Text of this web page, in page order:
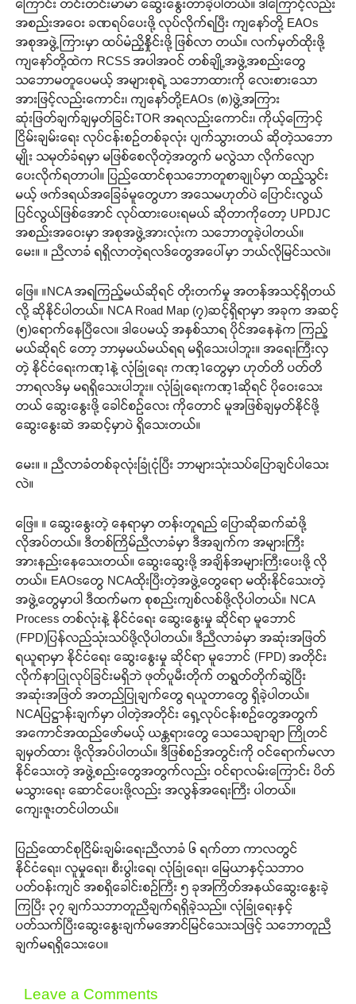
ကြောင်း တင်းတင်းမာမာ ဆွေးနွေးတာခဲ့ပါတယ်။ ဒါကြောင့်လည်း
အစည်းအဝေး ခဏရပ်ပေးဖို့ လုပ်လိုက်ရပြီး ကျနော်တို့ EAOs
အစုအဖွဲ့ကြားမှာ ထပ်မံညှိနှိုင်းဖို့ ဖြစ်လာ တယ်။ လက်မှတ်ထိုးဖို့
ကျနော်တို့ထဲက RCSS အပါအဝင် တစ်ချို့အဖွဲ့အစည်းတွေ
သဘောမတူပေမယ့် အများစုရဲ့ သဘောထားကို လေးစားသော
အားဖြင့်လည်းကောင်း၊ ကျနော်တို့EAOs (၈)ဖွဲ့အကြား
ဆုံးဖြတ်ချက်ချမှတ်ခြင်းTOR အရလည်းကောင်း၊ ကိုယ့်ကြောင့်
ငြိမ်းချမ်းရေး လုပ်ငန်းစဉ်တစ်ခုလုံး ပျက်သွားတယ် ဆိုတဲ့သဘော
မျိုး သမုတ်ခံရမှာ မဖြစ်စေလိုတဲ့အတွက် မလွဲသာ လိုက်လျော
ပေးလိုက်ရတာပါ။ ပြည်ထောင်စုသဘောတူစာချုပ်မှာ ထည့်သွင်း
မယ့် ဖက်ဒရယ်အခြေခံမူတွေဟာ အသေမဟုတ်ပဲ ပြောင်းလွယ်
ပြင်လွယ်ဖြစ်အောင် လုပ်ထားပေးရမယ် ဆိုတာကိုတော့ UPDJC
အစည်းအဝေးမှာ အစုအဖွဲ့အားလုံးက သဘောတူခဲ့ပါတယ်။
မေး။ ။ ညီလာခံ ရရှိလာတဲ့ရလဒ်တွေအပေါ်မှာ ဘယ်လိုမြင်သလဲ။
ဖြေ။ ။NCA အရကြည့်မယ်ဆိုရင် တိုးတက်မှု အတန်အသင့်ရှိတယ်
လို့ ဆိုနိုင်ပါတယ်။ NCA Road Map (၇)ဆင့်ရှိရာမှာ အခုက အဆင့်
(၅)ရောက်နေပြီလေ။ ဒါပေမယ့် အနှစ်သာရ ပိုင်အနေနဲက ကြည့်
မယ်ဆိုရင် တော့ ဘာမှမယ်မယ်ရရ မရှိသေးပါဘူး။ အရေးကြီးလှ
တဲ့ နိုင်ငံရေးကဏ္႑နဲ့ လုံခြုံရေး ကဏ္႑တွေမှာ ဟုတ်တိ ပတ်တိ
ဘာရလဒ်မှ မရရှိသေးပါဘူး။ လုံခြုံရေးကဏ္႑ဆိုရင် ပိုဝေးသေး
တယ် ဆွေးနွေးဖို့ ခေါင်စဉ်လေး ကိုတောင် မူအဖြစ်ချမှတ်နိုင်ဖို့
ဆွေးနွေးဆဲ အဆင့်မှာပဲ ရှိသေးတယ်။
မေး။ ။ ညီလာခံတစ်ခုလုံးခြုံငုံပြီး ဘာများသုံးသပ်ပြောချင်ပါသေး
လဲ။
ဖြေ။ ။ ဆွေးနွေးတဲ့ နေရာမှာ တန်းတူရည် ပြောဆိုဆက်ဆံဖို့
လိုအပ်တယ်။ ဒီတစ်ကြိမ်ညီလာခံမှာ ဒီအချက်က အများကြီး
အားနည်းနေသေးတယ်။ ဆွေးဆွေးဖို့ အချိန်အများကြီးပေးဖို့ လို
တယ်။ EAOsတွေ NCAထိုးပြီးတဲ့အဖွဲ့တွေရော မထိုးနိုင်သေးတဲ့
အဖွဲ့တွေမှာပါ ဒီထက်မက စုစည်းကျစ်လစ်ဖို့လိုပါတယ်။ NCA
Process တစ်လုံးနဲ့ နိုင်ငံရေး ဆွေးနွေးမှု ဆိုင်ရာ မူဘောင်
(FPD)ပြန်လည်သုံးသပ်ဖို့လိုပါတယ်။ ဒီညီလာခံမှာ အဆုံးအဖြတ်
ရယူရာမှာ နိုင်ငံရေး ဆွေးနွေးမှု ဆိုင်ရာ မူဘောင် (FPD) အတိုင်း
လိုက်နာပြုလုပ်ခြင်းမရှိဘဲ ဖုတ်ပူမီးတိုက် တရွတ်တိုက်ဆွဲပြီး
အဆုံးအဖြတ် အတည်ပြုချက်တွေ ရယူတာတွေ ရှိခဲ့ပါတယ်။
NCAပြဋ္ဌာန်းချက်မှာ ပါတဲ့အတိုင်း ရှေ့လုပ်ငန်းစဉ်တွေအတွက်
အကောင်အထည်ဖော်မယ့် ယန္တရားတွေ သေသေချာချာ ကြိုတင်
ချမှတ်ထား ဖို့လိုအပ်ပါတယ်။ ဒီဖြစ်စဉ်အတွင်းကို ဝင်ရောက်မလာ
နိုင်သေးတဲ့ အဖွဲ့စည်းတွေအတွက်လည်း ဝင်ရာလမ်းကြောင်း ပိတ်
မသွားရေး ဆောင်ပေးဖို့လည်း အလွန်အရေးကြီး ပါတယ်။
ကျေးဇူးတင်ပါတယ်။
ပြည်ထောင်စုငြိမ်းချမ်းရေးညီလာခံ ၆ ရက်တာ ကာလတွင်
နိုင်ငံရေး၊ လူမှုရေး၊ စီးပွါးရေ၊ လုံခြုံရေး၊ မြေယာနှင့်သဘာဝ
ပတ်ဝန်းကျင် အစရှိခေါင်းစဉ်ကြီး ၅ ခုအကြိတ်အနယ်ဆွေးနွေးခဲ့
ကြပြီး ၃၇ ချက်သဘာတူညီချက်ရရှိခဲ့သည်။ လုံခြုံရေးနှင့်
ပတ်သက်ပြီးဆွေးနွေးချက်မအောင်မြင်သေးသဖြင့် သဘောတူညီ
ချက်မရရှိသေးပေ။
Leave a Comments